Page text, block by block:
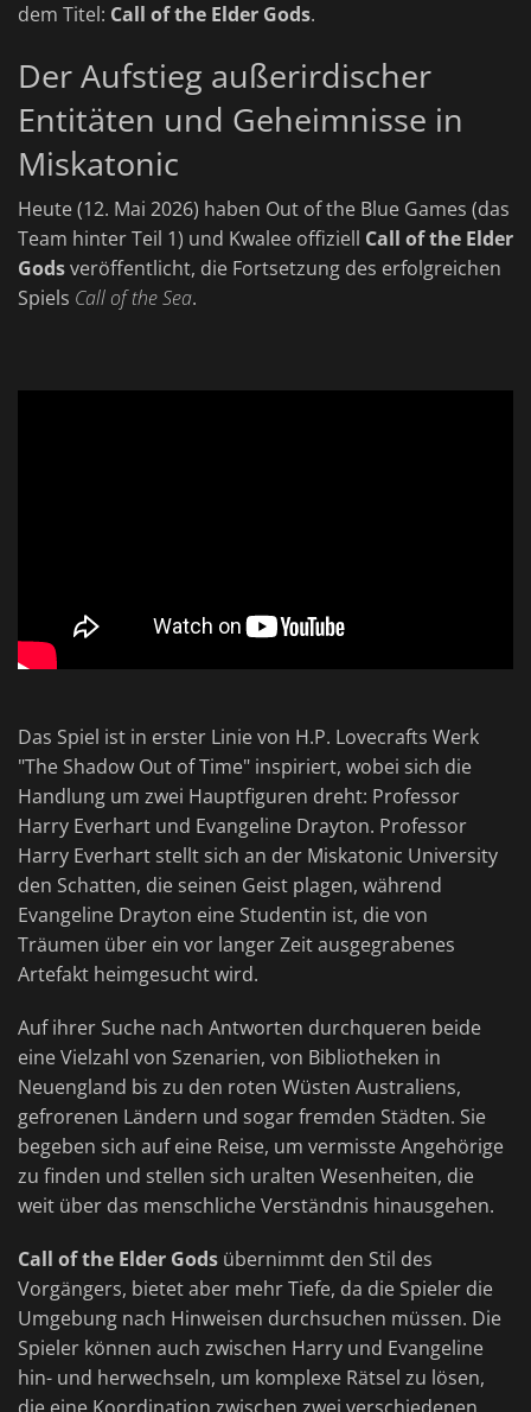
dem Titel: Call of the Elder Gods.
Der Aufstieg außerirdischer
Entitäten und Geheimnisse in
Miskatonic
Heute (12. Mai 2026) haben Out of the Blue Games (das
Team hinter Teil 1) und Kwalee offiziell Call of the Elder
Godsveröffentlicht, die Fortsetzung des erfolgreichen
Spiels Call of the Sea.
Das Spiel ist in erster Linie von H.P. Lovecrafts Werk
"The Shadow Out of Time" inspiriert, wobei sich die
Handlung um zwei Hauptfiguren dreht: Professor
Harry Everhart und Evangeline Drayton. Professor
Harry Everhart stellt sich an der Miskatonic University
den Schatten, die seinen Geist plagen, während
Evangeline Drayton eine Studentin ist, die von
Träumen über ein vor langer Zeit ausgegrabenes
Artefakt heimgesucht wird.
Auf ihrer Suche nach Antworten durchqueren beide
eine Vielzahl von Szenarien, von Bibliotheken in
Neuengland bis zu den roten Wüsten Australiens,
gefrorenen Ländern und sogar fremden Städten. Sie
begeben sich auf eine Reise, um vermisste Angehörige
zu finden und stellen sich uralten Wesenheiten, die
weit über das menschliche Verständnis hinausgehen.
Call of the Elder Gods übernimmt den Stil des
Vorgängers, bietet aber mehr Tiefe, da die Spieler die
Umgebung nach Hinweisen durchsuchen müssen. Die
Spieler können auch zwischen Harry und Evangeline
hin- und herwechseln, um komplexe Rätsel zu lösen,